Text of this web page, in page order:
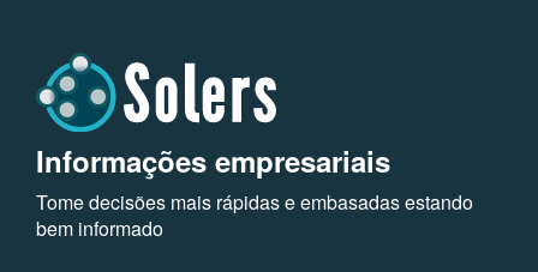
Informações empresariais
Tome decisões mais rápidas e embasadas estando
bem informado